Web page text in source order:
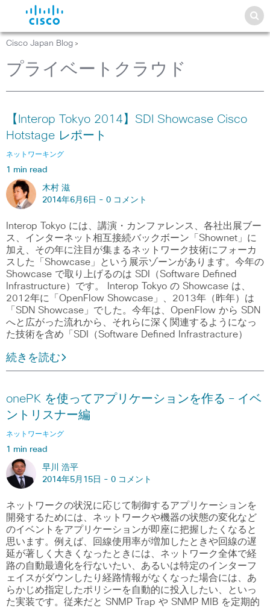
Cisco Japan Blog >
プライベートクラウド
【Interop Tokyo 2014】SDI Showcase Cisco
Hotstage レポート
ネットワーキング
1 min read
木村 滋
2014年6月6日 - 0 コメント
Interop Tokyo には、講演・カンファレンス、各社出展ブー
ス、インターネット相互接続バックボーン「Shownet」に
加え、その年に注目が集まるネットワーク技術にフォーカ
スした「Showcase」という展示ゾーンがあります。今年の
Showcase で取り上げるのは SDI（Software Defined
Infrastructure）です。 Interop Tokyo の Showcase は、
2012年に「OpenFlow Showcase」、2013年（昨年）は
「SDN Showcase」でした。今年は、OpenFlow から SDN
へと広がった流れから、それらに深く関連するようになっ
た技術を含め「SDI（Software Defined Infrastracture）
続きを読む
onePK を使ってアプリケーションを作る – イベ
ントリスナー編
ネットワーキング
1 min read
早川 浩平
2014年5月15日 - 0 コメント
ネットワークの状況に応じて制御するアプリケーションを
開発するためには、ネットワークや機器の状態の変化など
のイベントをアプリケーションが即座に把握したくなると
思います。例えば、回線使用率が増加したときや回線の遅
延が著しく大きくなったときには、ネットワーク全体で経
路の自動最適化を行ないたい、あるいは特定のインターフ
ェイスがダウンしたり経路情報がなくなった場合には、あ
らかじめ指定したポリシーを自動的に投入したい、といっ
た実装です。従来だと SNMP Trap や SNMP MIB を定期的